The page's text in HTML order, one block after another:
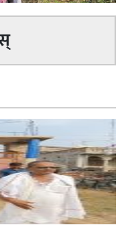
, जनता उत्साहित